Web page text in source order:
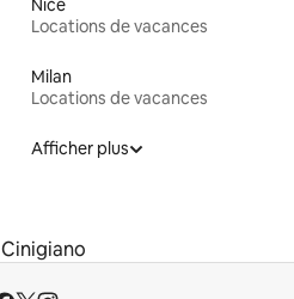
Locations de vacances
Milan
Locations de vacances
Afficher plus
Cinigiano